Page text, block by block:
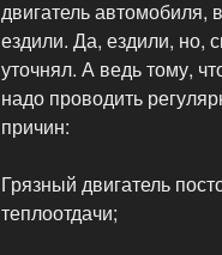
двигатель автомобиля,
ездили. Да, ездили, но,
уточнял. А ведь тому,
надо проводить
причин:
Грязный двигатель
теплоотдачи;